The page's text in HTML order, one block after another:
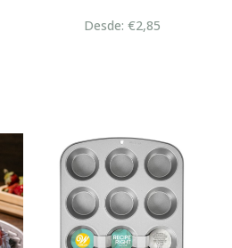
Desde: €2,85